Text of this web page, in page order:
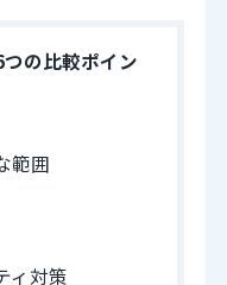
の比較ポイン
範囲
ィ対策